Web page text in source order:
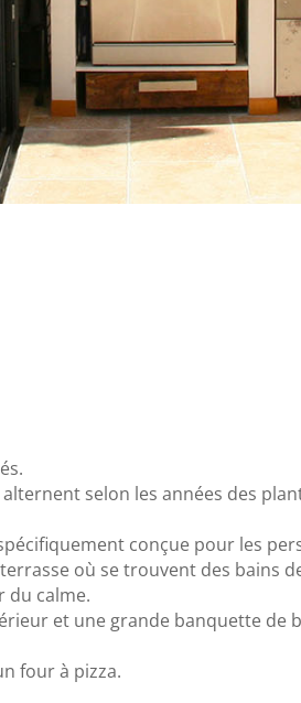
selon les années des
conçue pour les
où se trouvent des bains
du calme.
et une grande banquette de
four à pizza.